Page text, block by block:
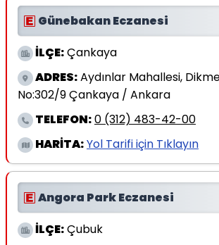
Günebakan Eczanesi
İLÇE:Çankaya
ADRES:Aydınlar Mahallesi,
No:302/9 Çankaya / Ankara
TELEFON:0 (312) 483-42-00
HARİTA:Yol Tarifi için Tıklayın
Angora Park Eczanesi
İLÇE:Çubuk